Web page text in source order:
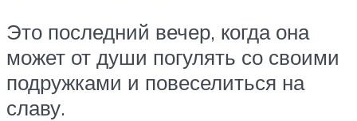
Это последний вечер, когда она
может от души погулять со своими
подружками и повеселиться на
славу.